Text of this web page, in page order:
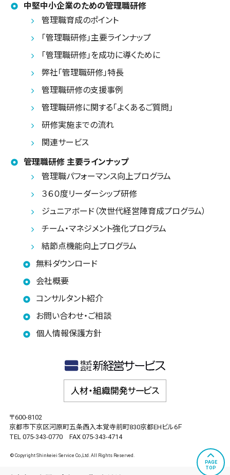
中堅中小企業のための管理職研修
管理職育成のポイント
「管理職研修」主要ラインナップ
「管理職研修」を成功に導くために
弊社「管理職研修」特長
管理職研修の支援事例
管理職研修に関する「よくあるご質問」
研修実施までの流れ
関連サービス
管理職研修 主要ラインナップ
管理職パフォーマンス向上プログラム
３６０度リーダーシップ研修
ジュニアボード（次世代経営陣育成プログラム）
チーム・マネジメント強化プログラム
結節点機能向上プログラム
無料ダウンロード
会社概要
コンサルタント紹介
お問い合わせ・ご相談
個人情報保護方針
〒600-8102
京都市下京区河原町五条西入本覚寺前町830京都EHビル6Ｆ
TEL 075-343-0770 FAX 075-343-4714
© Copyright Shinkeiei Service Co.,Ltd. All Rights Reserved.
PAGE
TOP